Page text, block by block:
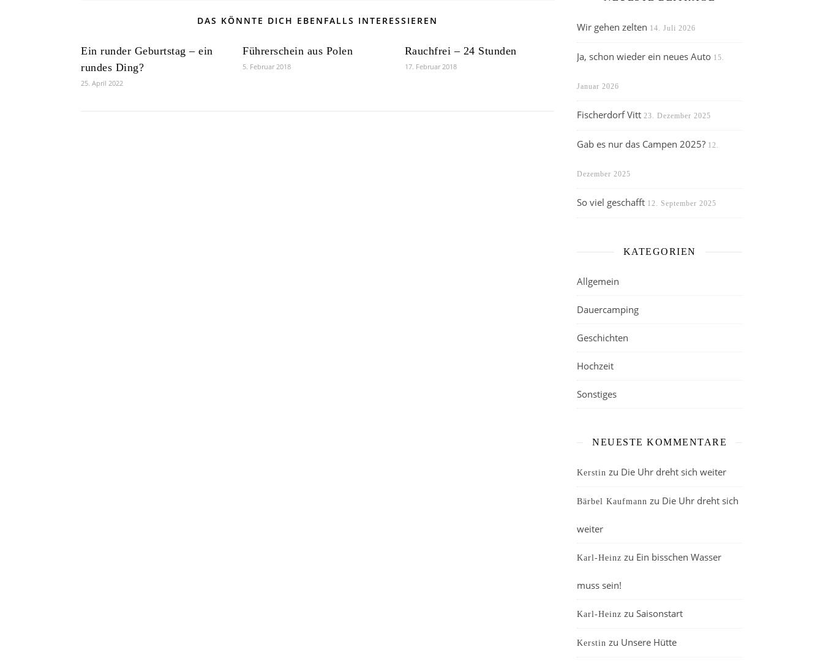
DAS KÖNNTE DICH EBENFALLS INTERESSIEREN
Ein runder Geburtstag – ein
rundes Ding?
25. April 2022
Führerschein aus Polen
5. Februar 2018
Rauchfrei – 24 Stunden
17. Februar 2018
Wir gehen zelten 14. Juli 2026
Ja, schon wieder ein neues Auto 15.
Januar 2026
Fischerdorf Vitt 23. Dezember 2025
Gab es nur das Campen 2025? 12.
Dezember 2025
So viel geschafft 12. September 2025
KATEGORIEN
Allgemein
Dauercamping
Geschichten
Hochzeit
Sonstiges
NEUESTE KOMMENTARE
Kerstin zu Die Uhr dreht sich weiter
Bärbel Kaufmann zu Die Uhr dreht sich
weiter
Karl-Heinz zu Ein bisschen Wasser
muss sein!
Karl-Heinz zu Saisonstart
Kerstin zu Unsere Hütte